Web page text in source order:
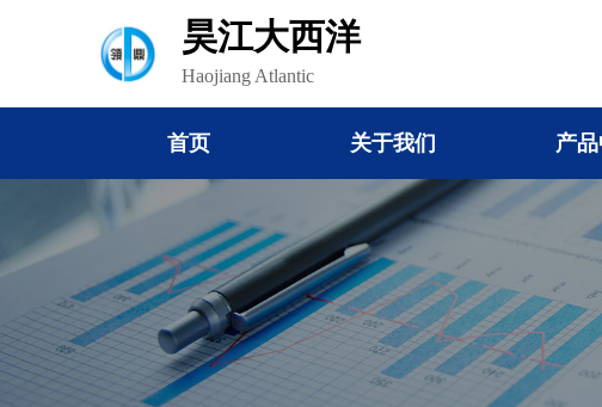
昊江大西洋
Haojiang Atlantic
首页 关于我们 产